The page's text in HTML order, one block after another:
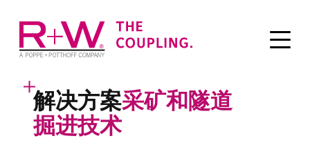
解决方案采矿和隧道
掘进技术